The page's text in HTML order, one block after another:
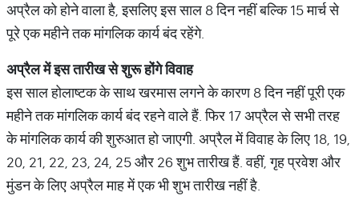
अप्रैल को होने वाला है, इसलिए इस साल 8 दिन नहीं बल्कि 15 मार्च से
पूरे एक महीने तक मांगलिक कार्य बंद रहेंगे.
अप्रैलमेंइसतारीखसेशुरूहोंगेविवाह
इस साल होलाष्टक के साथ खरमास लगने के कारण 8 दिन नहीं पूरी एक
महीने तक मांगलिक कार्य बंद रहने वाले हैं. फिर 17 अप्रैल से सभी तरह
के मांगलिक कार्य की शुरुआत हो जाएगी. अप्रैल में विवाह के लिए 18, 19,
20, 21, 22, 23, 24, 25 और 26 शुभ तारीख हैं. वहीं, गृह प्रवेश और
मुंडन के लिए अप्रैल माह में एक भी शुभ तारीख नहीं है.